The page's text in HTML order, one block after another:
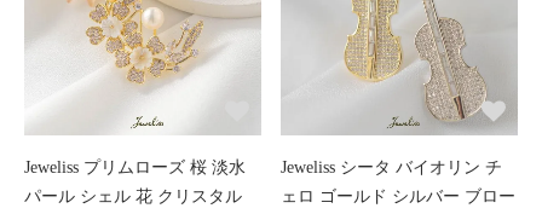
Jeweliss プリムローズ 桜 淡水
パール シェル 花 クリスタル
Jeweliss シータ バイオリン チ
ェロ ゴールド シルバー ブロー